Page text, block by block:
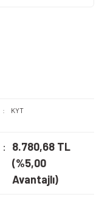
KYT
8.780,68 TL
(%5,00
Avantajlı)